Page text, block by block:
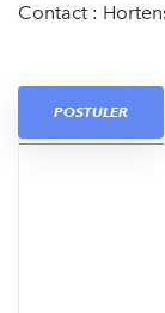
Contact :
POSTULER